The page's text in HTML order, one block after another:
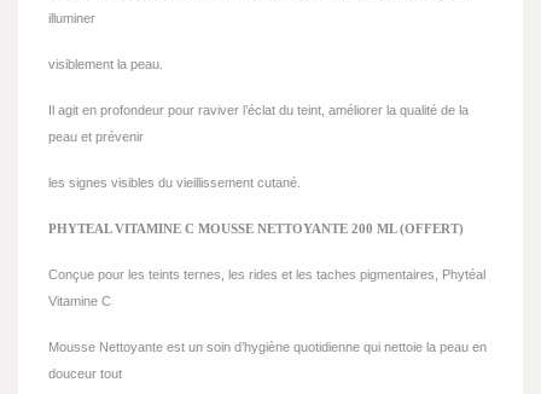
illuminer
visiblement la peau.
Il agit en profondeur pour raviver l’éclat du teint, améliorer la qualité de la
peau et prévenir
les signes visibles du vieillissement cutané.
PHYTEAL VITAMINE C MOUSSE NETTOYANTE 200 ML (OFFERT)
Conçue pour les teints ternes, les rides et les taches pigmentaires, Phytéal
Vitamine C
Mousse Nettoyante est un soin d’hygiène quotidienne qui nettoie la peau en
douceur tout